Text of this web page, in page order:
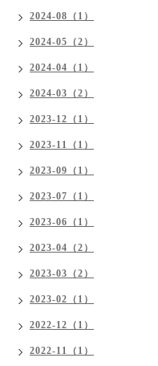
2024-08（1）
2024-05（2）
2024-04（1）
2024-03（2）
2023-12（1）
2023-11（1）
2023-09（1）
2023-07（1）
2023-06（1）
2023-04（2）
2023-03（2）
2023-02（1）
2022-12（1）
2022-11（1）